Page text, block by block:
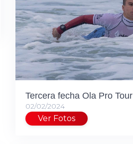
Tercera fecha Ola Pro Tour
02/02/2024
Ver Fotos